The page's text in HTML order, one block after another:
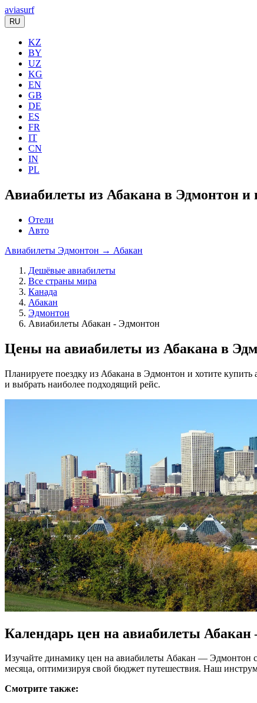
aviasurf
RU
KZ
BY
UZ
KG
EN
GB
DE
ES
FR
IT
CN
IN
PL
Авиабилеты из Абакана в Эдмонтон и
Отели
Авто
Авиабилеты Эдмонтон → Абакан
Дешёвые авиабилеты
Все страны мира
Канада
Абакан
Эдмонтон
Авиабилеты Абакан - Эдмонтон
Цены на авиабилеты из Абакана в
Планируете поездку из Абакана в Эдмонтон и хотите
и выбрать наиболее подходящий рейс.
Календарь цен на авиабилеты
Изучайте динамику цен на авиабилеты Абакан — Эдмонтон
месяца, оптимизируя свой бюджет путешествия. Наш
Смотрите также: